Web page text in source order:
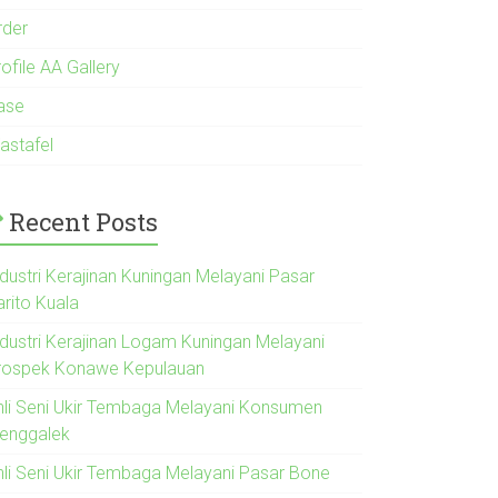
AA Gallery
Recent Posts
Kerajinan Kuningan Melayani Pasar
Kuala
Kerajinan Logam Kuningan Melayani
Konawe Kepulauan
Seni Ukir Tembaga Melayani Konsumen
Seni Ukir Tembaga Melayani Pasar Bone